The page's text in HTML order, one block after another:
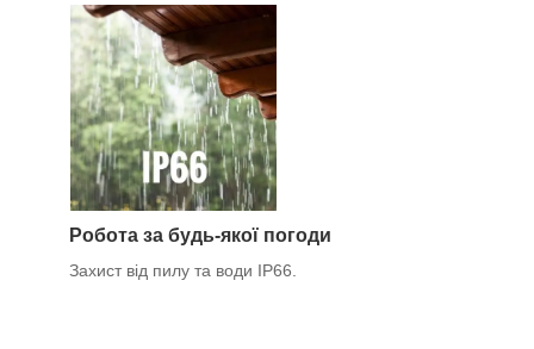
Робота за будь-якої погоди
Захист від пилу та води IP66.